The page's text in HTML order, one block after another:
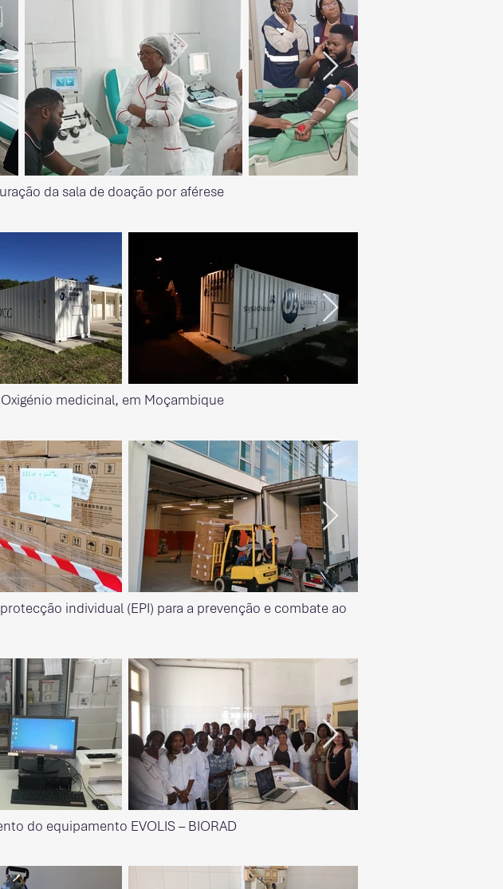
da sala de doação por aférese
medicinal, em Moçambique
individual (EPI) para a prevenção e combate ao
do equipamento EVOLIS – BIORAD